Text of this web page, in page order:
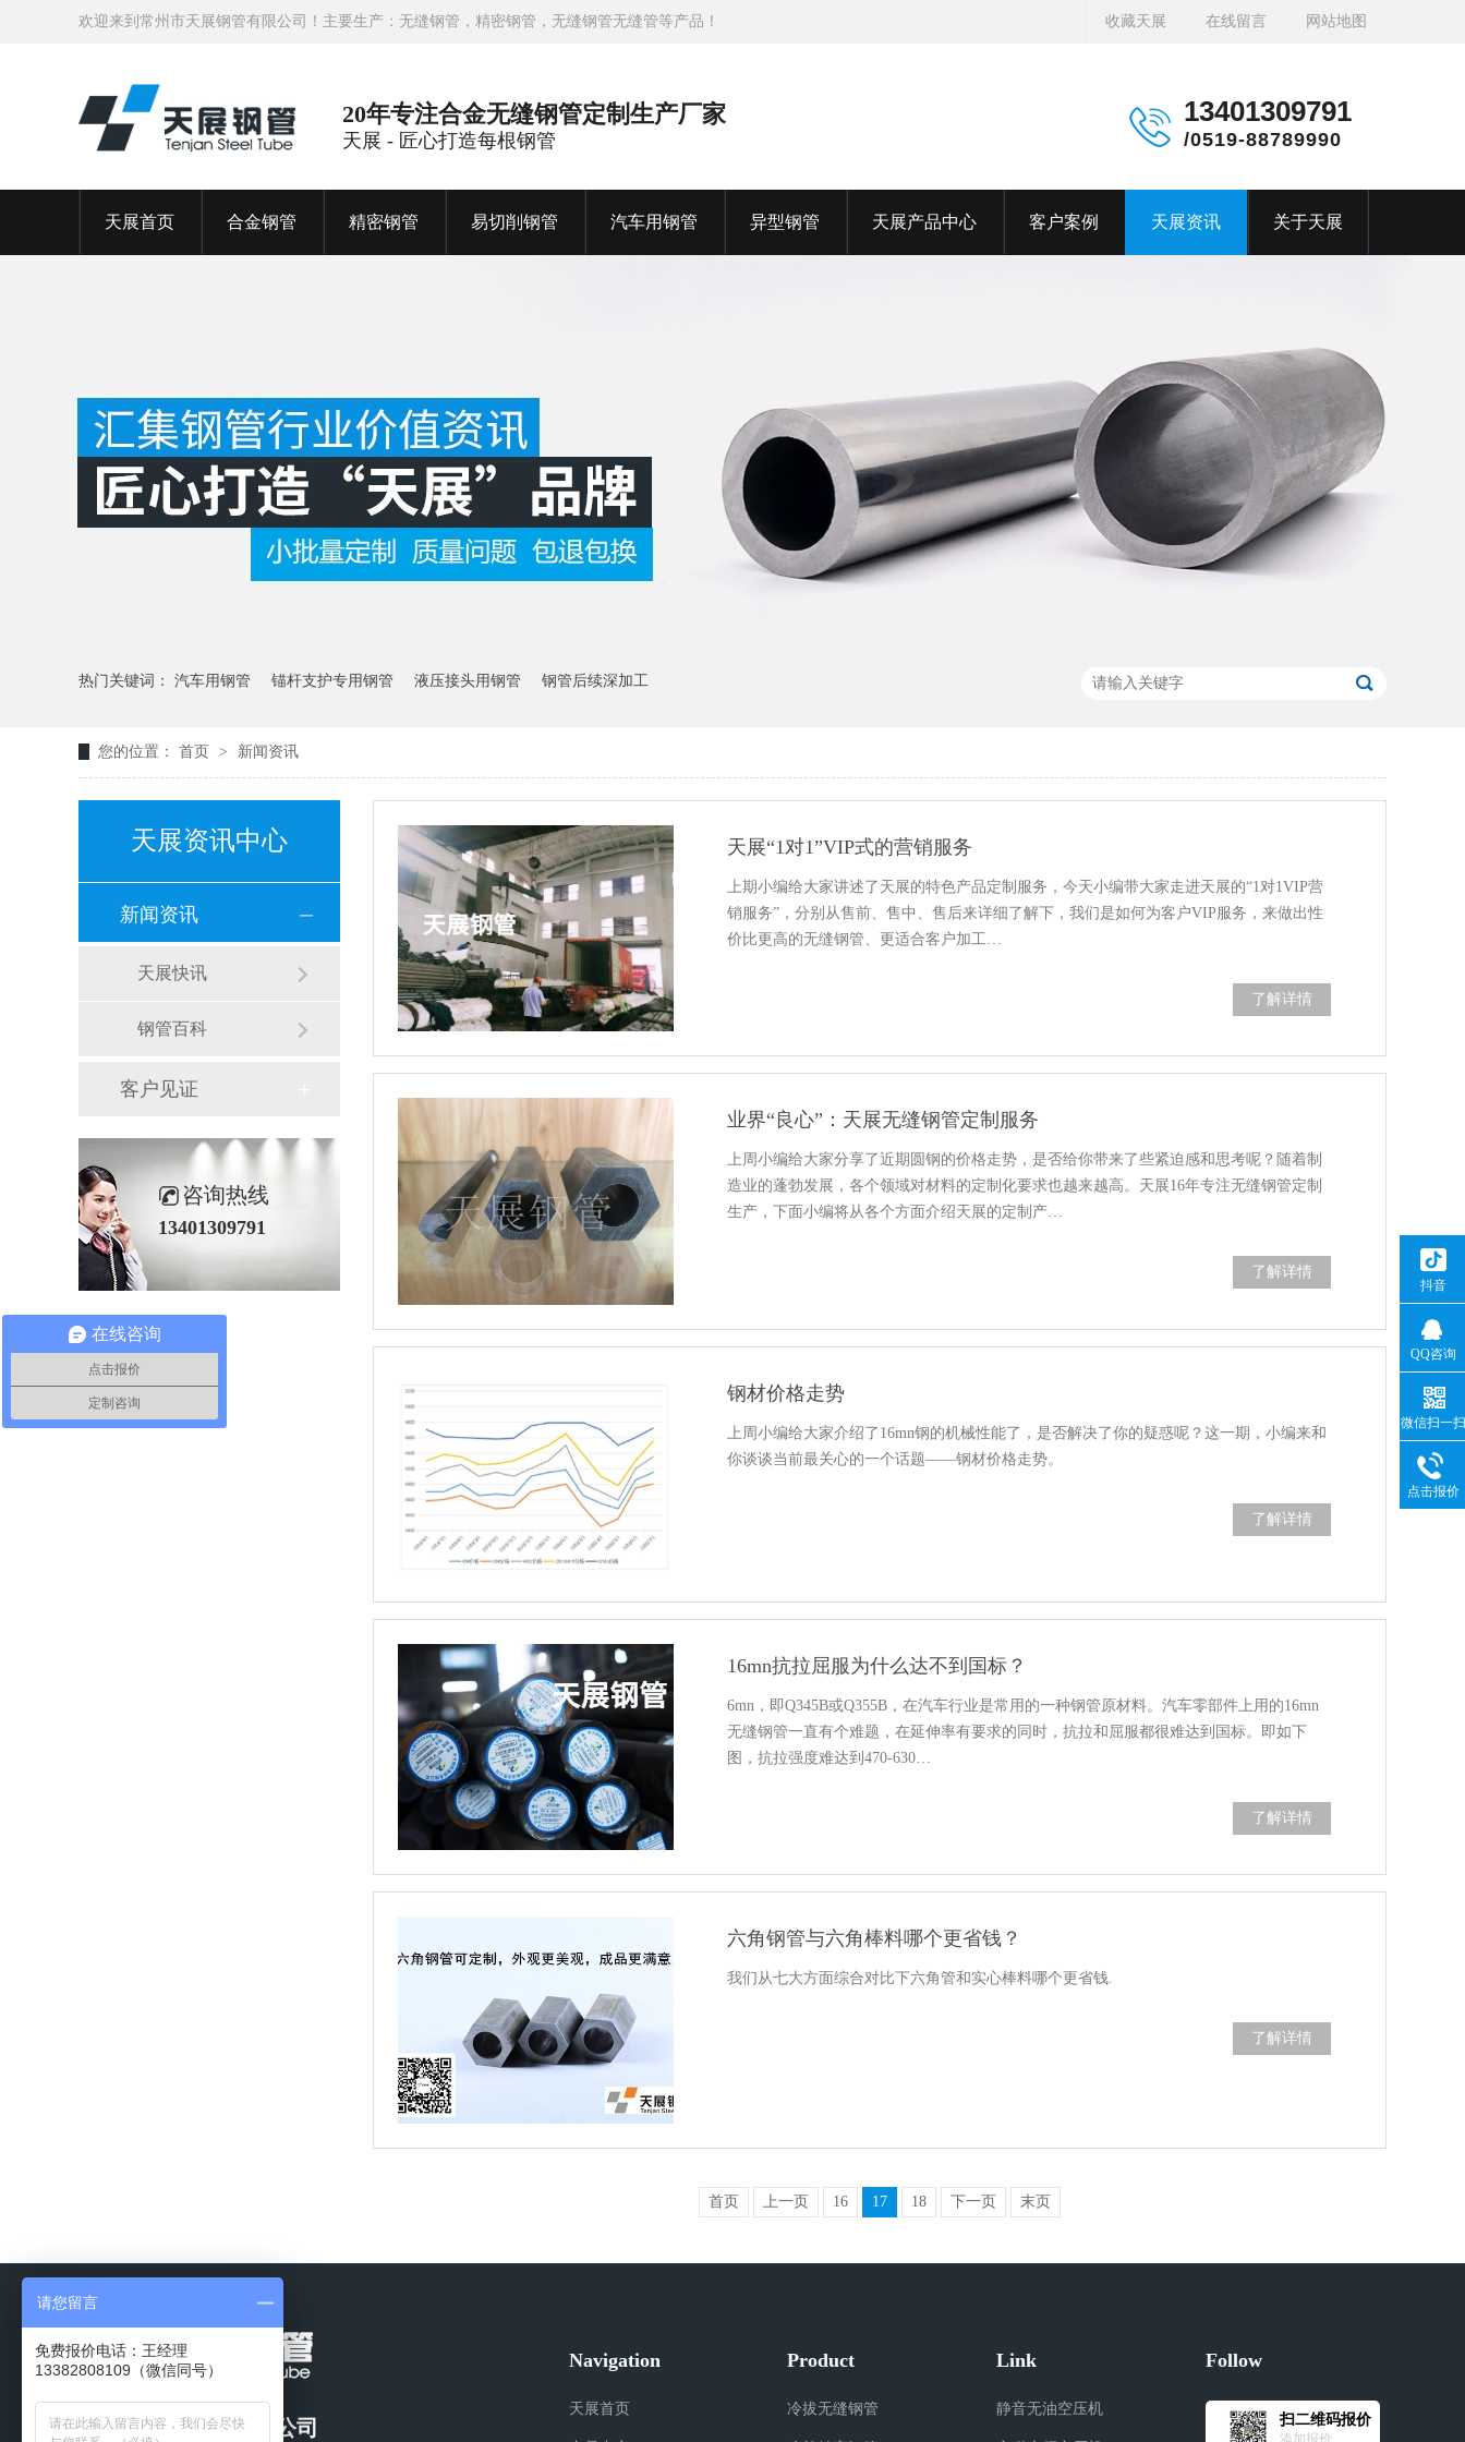
收藏天展 在线留言 网站地图
欢迎来到常州市天展钢管有限公司！主要生产：无缝钢管，精密钢管，无缝钢管无缝管等产品！
20年专注合金无缝钢管定制生产厂家
天展 - 匠心打造每根钢管
13401309791
/0519-88789990
天展首页 合金钢管 精密钢管 易切削钢管 汽车用钢管 异型钢管 天展产品中心 客户案例 天展资讯 关于天展
热门关键词： 汽车用钢管 锚杆支护专用钢管 液压接头用钢管 钢管后续深加工
您的位置： 首页 > 新闻资讯
天展资讯中心
新闻资讯
天展快讯
钢管百科
客户见证
咨询热线
13401309791
天展“1对1”VIP式的营销服务
上期小编给大家讲述了天展的特色产品定制服务，今天小编带大家走进天展的“1对1VIP营
销服务”，分别从售前、售中、售后来详细了解下，我们是如何为客户VIP服务，来做出性
价比更高的无缝钢管、更适合客户加工…
了解详情
业界“良心”：天展无缝钢管定制服务
上周小编给大家分享了近期圆钢的价格走势，是否给你带来了些紧迫感和思考呢？随着制
造业的蓬勃发展，各个领域对材料的定制化要求也越来越高。天展16年专注无缝钢管定制
生产，下面小编将从各个方面介绍天展的定制产…
了解详情
钢材价格走势
上周小编给大家介绍了16mn钢的机械性能了，是否解决了你的疑惑呢？这一期，小编来和
你谈谈当前最关心的一个话题——钢材价格走势。
了解详情
16mn抗拉屈服为什么达不到国标？
6mn，即Q345B或Q355B，在汽车行业是常用的一种钢管原材料。汽车零部件上用的16mn
无缝钢管一直有个难题，在延伸率有要求的同时，抗拉和屈服都很难达到国标。即如下
图，抗拉强度难达到470-630…
了解详情
六角钢管与六角棒料哪个更省钱？
我们从七大方面综合对比下六角管和实心棒料哪个更省钱.
了解详情
首页 上一页 16 17 18 下一页 末页
常州市天展钢管有限公司
Navigation
天展首页
Product
冷拔无缝钢管
Link
静音无油空压机
Follow
扫二维码报价
添加报价
抖音
QQ咨询
微信扫一扫
点击报价
在线咨询
点击报价
定制咨询
请您留言
免费报价电话：王经理
13382808109（微信同号）